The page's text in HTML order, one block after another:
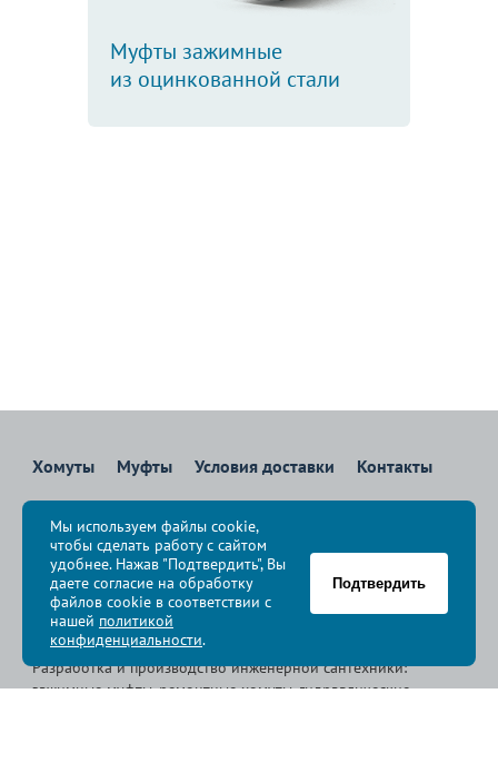
Муфты зажимные
из оцинкованной стали
Хомуты Муфты Условия доставки Контакты
8 800 700-83-36
Звоните бесплатно с 08:00 до 17:00 по Москве
политика конфиденциальности
© Группа компаний « », 2009-2026
Разработка и производство инженерной сантехники:
зажимные муфты, ремонтные хомуты, гидравлические
Мы используем файлы cookie,
чтобы сделать работу с сайтом
удобнее. Нажав "Подтвердить", Вы
даете согласие на обработку
файлов cookie в соответствии с
нашей политикой
конфиденциальности.
Подтвердить